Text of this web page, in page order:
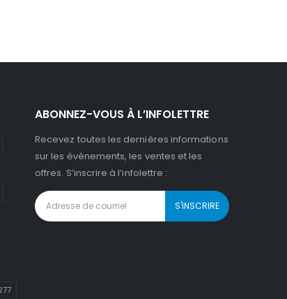
ABONNEZ-VOUS À L’INFOLETTRE
Recevez toutes les dernières informations
sur les événements, les ventes et les
offres. S’inscrire à l’infolettre :